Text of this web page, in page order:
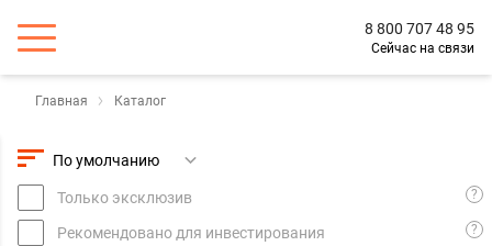
8 800 707 48 95
Сейчас на связи
Главная Каталог
Только эксклюзив ?
Рекомендовано для инвестирования ?